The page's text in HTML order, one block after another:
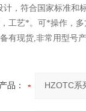
计，符合国家标准和
工艺*。可*操作，多
有现货,非常用型号
产品：